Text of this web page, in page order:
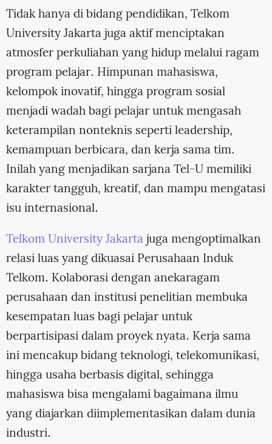
Tidak hanya di bidang pendidikan, Telkom
University Jakarta juga aktif menciptakan
atmosfer perkuliahan yang hidup melalui ragam
program pelajar. Himpunan mahasiswa,
kelompok inovatif, hingga program sosial
menjadi wadah bagi pelajar untuk mengasah
keterampilan nonteknis seperti leadership,
kemampuan berbicara, dan kerja sama tim.
Inilah yang menjadikan sarjana Tel-U memiliki
karakter tangguh, kreatif, dan mampu mengatasi
isu internasional.
Telkom University Jakartajuga mengoptimalkan
relasi luas yang dikuasai Perusahaan Induk
Telkom. Kolaborasi dengan anekaragam
perusahaan dan institusi penelitian membuka
kesempatan luas bagi pelajar untuk
berpartisipasi dalam proyek nyata. Kerja sama
ini mencakup bidang teknologi, telekomunikasi,
hingga usaha berbasis digital, sehingga
mahasiswa bisa mengalami bagaimana ilmu
yang diajarkan diimplementasikan dalam dunia
industri.